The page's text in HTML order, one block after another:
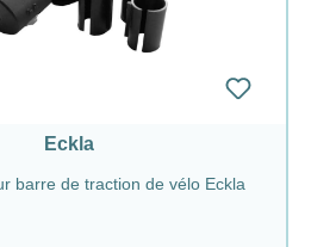
Eckla
barre de traction de vélo Eckla